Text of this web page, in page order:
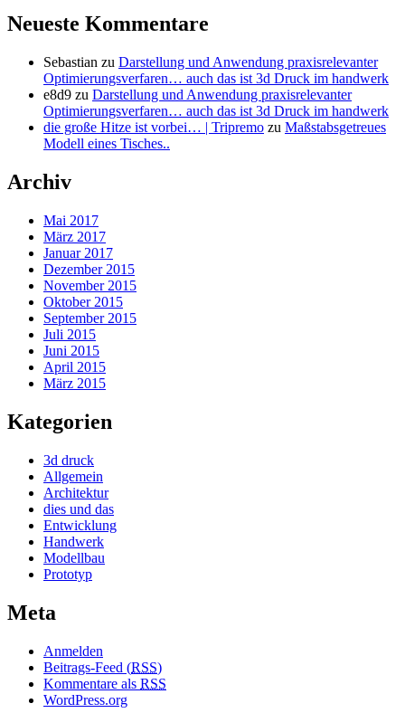
Neueste Kommentare
Sebastian zu Darstellung und Anwendung praxisrelevanter
Optimierungsverfaren… auch das ist 3d Druck im handwerk
e8d9 zu Darstellung und Anwendung praxisrelevanter
Optimierungsverfaren… auch das ist 3d Druck im handwerk
die große Hitze ist vorbei… | Tripremo zu Maßstabsgetreues
Modell eines Tisches..
Archiv
Mai 2017
März 2017
Januar 2017
Dezember 2015
November 2015
Oktober 2015
September 2015
Juli 2015
Juni 2015
April 2015
März 2015
Kategorien
3d druck
Allgemein
Architektur
dies und das
Entwicklung
Handwerk
Modellbau
Prototyp
Meta
Anmelden
Beitrags-Feed (RSS)
Kommentare als RSS
WordPress.org